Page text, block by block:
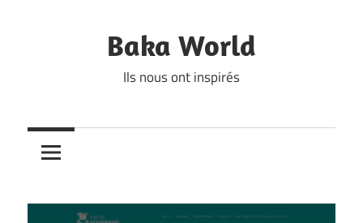
Baka World
Ils nous ont inspirés